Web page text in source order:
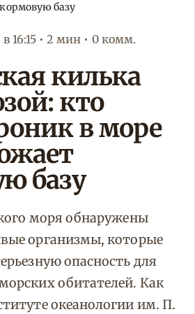
базу
16:15 • 2 мин • 0 комм.
килька
кто
в море
базу
моря обнаружены
организмы, которые
опасность для
обитателей. Как
океанологии им. П.